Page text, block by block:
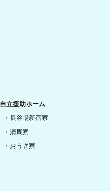
自立援助ホーム
長谷場新宿寮
清周寮
おうぎ寮